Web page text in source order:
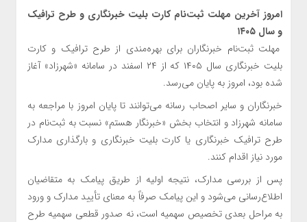
امروز آخرین مهلت ثبت‌نام کارت بلیت خبرنگاری و طرح ترافیک
و سال ۱۴۰۵
مهلت ثبت‌نام خبرنگاران برای بهره‌مندی از طرح ترافیک و کارت
بلیت خبرنگاری سال ۱۴۰۵ که از ۲۴ اسفند در سامانه «شهرزاد» آغاز
شده بود، امروز به پایان می‌رسد.
خبرنگاران و سایر اصحاب رسانه می‌توانند تا پایان امروز با مراجعه به
سامانه شهرزاد و انتخاب بخش «خبرنگار هستم» نسبت به ثبت‌نام در
طرح ترافیک خبرنگاری یا کارت بلیت خبرنگاری و بارگذاری مدارک
مورد نیاز اقدام کنند.
پس از بررسی مدارک، نتیجه اولیه از طریق پیامک به متقاضیان
اطلاع‌رسانی می‌شود و این پیامک صرفاً به معنای تأیید مدارک و ورود
به مراحل بعدی تخصیص سهمیه است، نه صدور قطعی سهمیه طرح